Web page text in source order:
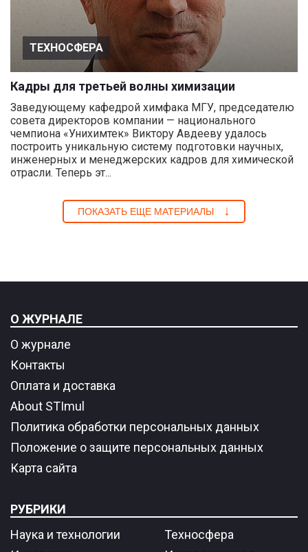
ТЕХНОСФЕРА
Кадры для третьей волны химизации
Заведующему кафедрой химфака МГУ, председателю
совета директоров компании — национального
чемпиона «Унихимтек» Виктору Авдееву удалось
построить уникальную систему подготовки научных,
инженерных и менеджерских кадров для химической
отрасли. Теперь эт...
ПОКАЗАТЬ ЕЩЕ МАТЕРИАЛЫ
О ЖУРНАЛЕ
О журнале
Контакты
Оплата и доставка
About STImul
Политика обработки персональных данных
Положение о защите персональных данных
Карта сайта
РУБРИКИ
Наука и технологии
Техносфера